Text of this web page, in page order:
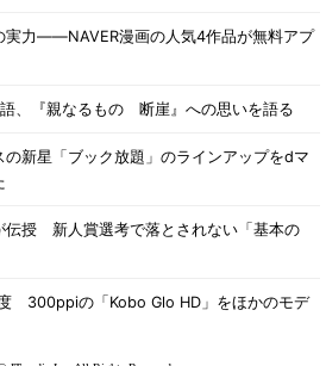
実力――NAVER漫画の人気4作品が無料アプ
、『親なるもの 断崖』への思いを語る
新星「ブック放題」のラインアップをdマ
伝授 新人賞選考で落とされない「基本の
300ppiの「Kobo Glo HD」をほかのモデ